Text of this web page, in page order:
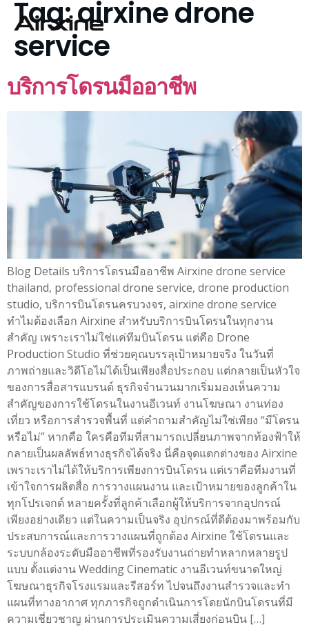
Tag:airxine drone
service
บริการโดรนมืออาชีพ
Blog Details บริการโดรนมืออาชีพ Airxine drone service
thailand, professional drone service, drone production
studio, บริการบินโดรนครบวงจร, airxine drone service
ทำไมต้องเลือก Airxine สำหรับบริการบินโดรนในทุกงาน
สำคัญ เพราะเราไม่ใช่แค่ทีมบินโดรน แต่คือ Drone
Production Studio ที่ช่วยคุณบรรลุเป้าหมายจริง ในวันที่
ภาพถ่ายและวิดีโอไม่ได้เป็นเพียงสื่อประกอบ แต่กลายเป็นหัวใจ
ของการสื่อสารแบรนด์ ธุรกิจจำนวนมากเริ่มมองเห็นความ
สำคัญของการใช้โดรนในงานอีเวนท์ งานโฆษณา งานท่อง
เที่ยว หรือการสำรวจพื้นที่ แต่คำถามสำคัญไม่ใช่เพียง “มีโดรน
หรือไม่” หากคือ ใครคือทีมที่สามารถเปลี่ยนภาพจากท้องฟ้าให้
กลายเป็นผลลัพธ์ทางธุรกิจได้จริง นี่คือจุดแตกต่างของ Airxine
เพราะเราไม่ได้ให้บริการเพียงการบินโดรน แต่เราคือทีมงานที่
เข้าใจการผลิตสื่อ การวางแผนงาน และเป้าหมายของลูกค้าใน
ทุกโปรเจกต์ หลายครั้งที่ลูกค้าเลือกผู้ให้บริการจากอุปกรณ์
เพียงอย่างเดียว แต่ในความเป็นจริง อุปกรณ์ที่ดีต้องมาพร้อมกับ
ประสบการณ์และการวางแผนที่ถูกต้อง Airxine ใช้โดรนและ
ระบบกล้องระดับมืออาชีพที่รองรับงานถ่ายทำหลากหลายรูป
แบบ ตั้งแต่งาน Wedding Cinematic งานอีเวนท์ขนาดใหญ่
โฆษณาธุรกิจโรงแรมและรีสอร์ท ไปจนถึงงานสำรวจและทำ
แผนที่ทางอากาศ ทุกภารกิจถูกดำเนินการโดยนักบินโดรนที่มี
ความเชี่ยวชาญ ผ่านการประเมินความเสี่ยงก่อนบิน […]